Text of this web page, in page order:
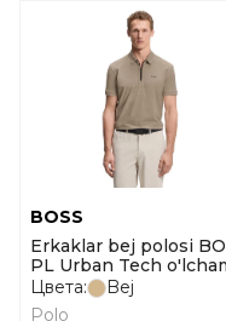
BOSS
Erkaklar bej polosi
PL Urban Tech
Цвета:
Bej
Polo